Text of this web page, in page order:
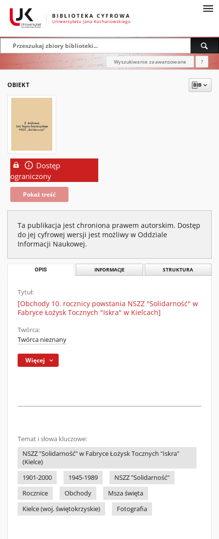
Wyszukiwanie zaawansowane ?
OBIEKT
Dostęp
ograniczony
Pokaż treść
Ta publikacja jest chroniona prawem autorskim. Dostęp
do jej cyfrowej wersji jest możliwy w Oddziale
Informacji Naukowej.
OPIS INFORMACJE STRUKTURA
Tytuł:
[Obchody 10. rocznicy powstania NSZZ "Solidarność" w
Fabryce Łożysk Tocznych "Iskra" w Kielcach]
Twórca:
Twórca nieznany
Więcej
Temat i słowa kluczowe:
NSZZ "Solidarność" w Fabryce Łożysk Tocznych "Iskra"
(Kielce)
1901-2000
1945-1989
NSZZ "Solidarność"
Rocznice
Obchody
Msza święta
Kielce (woj. świętokrzyskie)
Fotografia